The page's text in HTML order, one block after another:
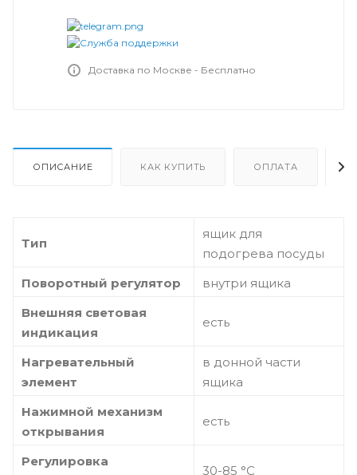
Доставка по Москве - Бесплатно
ОПИСАНИЕ КАК КУПИТЬ ОПЛАТА
Тип
ящик для
подогрева посуды
Поворотный регулятор
внутри ящика
Внешняя световая
индикация
есть
Нагревательный
элемент
в донной части
ящика
Нажимной механизм
открывания
есть
Регулировка
30-85 °C